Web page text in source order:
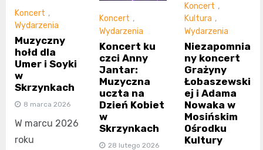
Koncert ,
Wydarzenia
Muzyczny
hołd dla
Umer i Soyki
w
Skrzynkach
8 marca 2026
W marcu 2026
roku
Koncert ,
Wydarzenia
Koncert ku
czci Anny
Jantar:
Muzyczna
uczta na
Dzień Kobiet
w
Skrzynkach
28 lutego 2026
Koncert ,
Kultura ,
Wydarzenia
Niezapomnia
ny koncert
Grażyny
Łobaszewski
ej i Adama
Nowaka w
Mosińskim
Ośrodku
Kultury